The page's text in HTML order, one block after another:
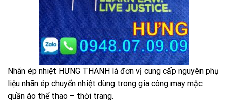
Nhãn ép nhiệt HƯNG THANH là đơn vị cung cấp nguyên phụ
liệu nhãn ép chuyển nhiệt dùng trong gia công may mặc
quần áo thể thao – thời trang.